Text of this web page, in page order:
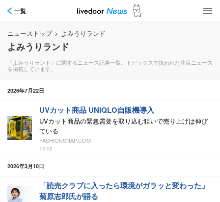
一覧
ニューストップ > よみうりランド
よみうりランド
『よみうりランド』に関するニュース記事一覧。トピックスで扱われた注目ニュース
を掲載しています。
2026年7月22日
UVカット商品 UNIQLO自販機導入
UVカット商品の緊急需要を取り込む狙いで売り上げは伸び
ている
FASHIONSNAP.COM
15:08
2026年3月10日
「読売クラブに入ったら環境がガラッと変わった」
菊原志郎氏が語る